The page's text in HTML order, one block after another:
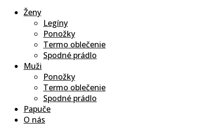
Ženy
Legíny
Ponožky
Termo oblečenie
Spodné prádlo
Muži
Ponožky
Termo oblečenie
Spodné prádlo
Papuče
O nás